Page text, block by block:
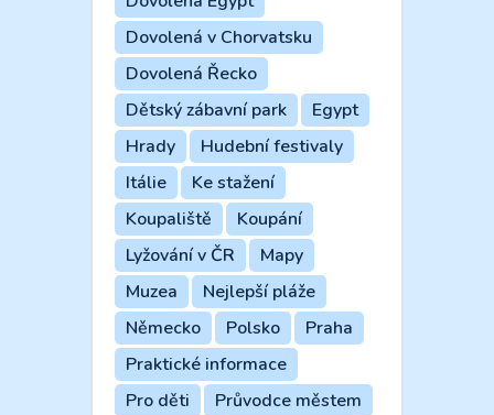
Dovolená v Chorvatsku
Dovolená Řecko
Dětský zábavní park
Egypt
Hrady
Hudební festivaly
Itálie
Ke stažení
Koupaliště
Koupání
Lyžování v ČR
Mapy
Muzea
Nejlepší pláže
Německo
Polsko
Praha
Praktické informace
Pro děti
Průvodce městem